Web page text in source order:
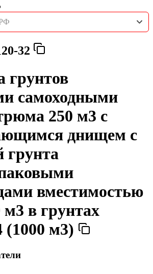
32
грунтов
самоходными
250 м3 с
днищем с
грунта
вместимостью
в грунтах
м3)